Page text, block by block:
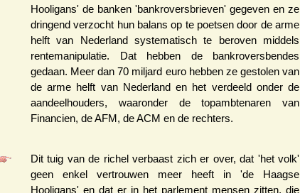
Hooligans' de banken 'bankroversbrieven' gegeven en ze
dringend verzocht hun balans op te poetsen door de arme
helft van Nederland systematisch te beroven middels
rentemanipulatie. Dat hebben de bankroversbendes
gedaan. Meer dan 70 miljard euro hebben ze gestolen van
de arme helft van Nederland en het verdeeld onder de
aandeelhouders, waaronder de topambtenaren van
Financien, de AFM, de ACM en de rechters.
Dit tuig van de richel verbaast zich er over, dat 'het volk'
geen enkel vertrouwen meer heeft in 'de Haagse
Hooligans' en dat er in het parlement mensen zitten, die